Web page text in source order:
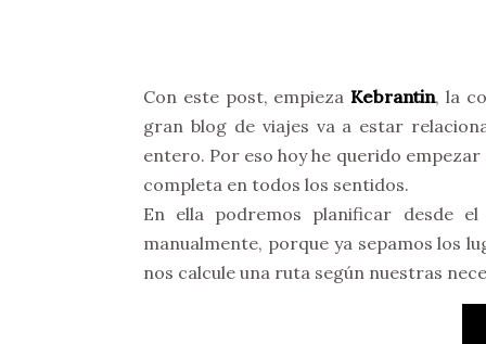
Con este post, empieza Kebrantin, la
gran blog de viajes va a estar
entero. Por eso hoy he querido
completa en todos los sentidos.
En ella podremos planificar desde
manualmente, porque ya sepamos los
nos calcule una ruta según nuestras